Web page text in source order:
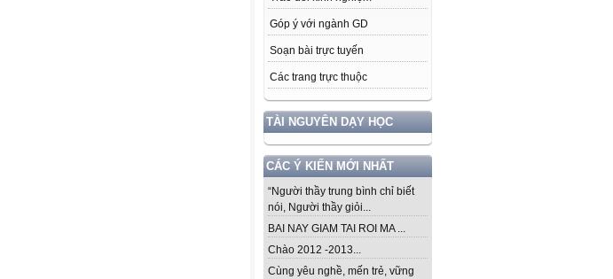
Góp ý với ngành GD
Soạn bài trực tuyến
Các trang trực thuộc
TÀI NGUYÊN DẠY HỌC
CÁC Ý KIẾN MỚI NHẤT
“Người thầy trung bình chỉ biết
nói, Người thầy giỏi...
BAI NAY GIAM TAI ROI MA ...
Chào 2012 -2013...
Cùng yêu nghề, mến trẻ, vững